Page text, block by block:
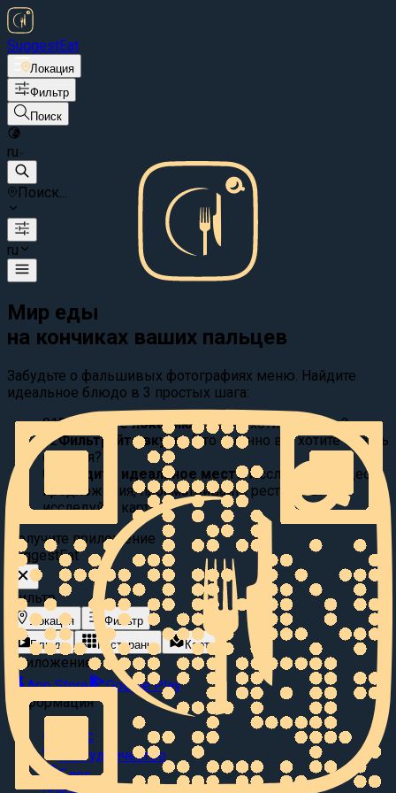
SuggestEat
Локация
Фильтр
Поиск
ru
Поиск...
ru
Мир еды
на кончиках ваших пальцев
Забудьте о фальшивых фотографиях меню. Найдите
идеальное блюдо в 3 простых шага:
01Выберите локацию:
Где вы хотите поесть?
02Фильтруйте вкусы: Что именно вы хотите съесть
сегодня?
03
Найдите идеальное место Исследуйте видео
предложения, просматривайте рестораны или
исследуйте карту.
Получите приложение
SuggestEat
Фильтр
Локация
Фильтр
Блюда
Рестораны Карта
Приложение
App Store
Google Play
Информация
О нас
Сотрудничество
Блог